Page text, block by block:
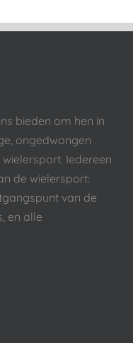
bieden om hen in
ongedwongen
Iedereen
de wielersport:
van de
en alle